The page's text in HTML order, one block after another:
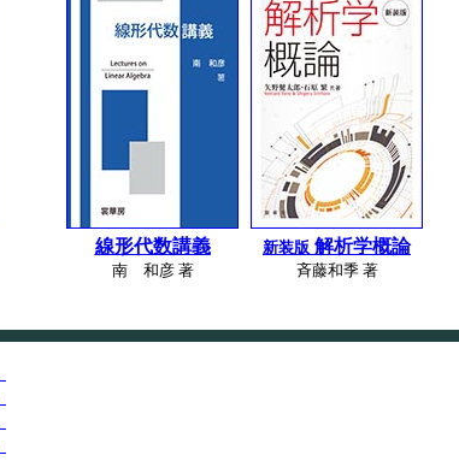
線形代数講義
南 和彦 著
新装版 解析学概論
斉藤和季 著